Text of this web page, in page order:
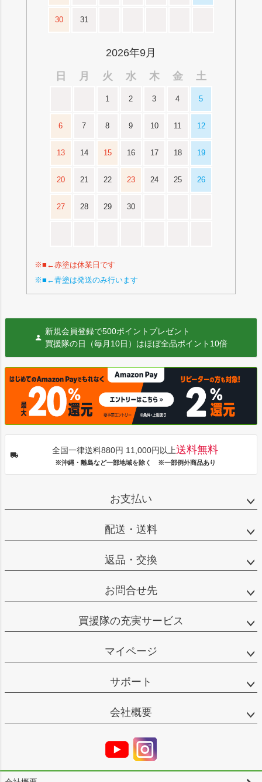
30 31
2026年9月
日
月 火 水 木 金 土
1 2 3 4 5
6 7 8 9 10 11 12
13 14 15 16 17 18 19
20 21 22 23 24 25 26
27 28 29 30
※■←赤塗は休業日です
※■←青塗は発送のみ行います
新規会員登録で500ポイントプレゼント
買援隊の日（毎月10日）はほぼ全品ポイント10倍
全国一律送料880円 11,000円以上送料無料
※沖縄・離島など一部地域を除く ※一部例外商品あり
お支払い
配送・送料
返品・交換
お問合せ先
買援隊の充実サービス
マイページ
サポート
会社概要